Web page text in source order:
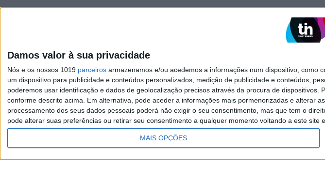
Damos valor à sua privacidade
Nós e os nossos 1019 parceiros armazenamos e/ou acedemos a informações num dispositivo, como
um dispositivo para publicidade e conteúdos personalizados, medição de publicidade e conteúdos,
poderemos usar identificação e dados de geolocalização precisos através da procura de
conforme descrito acima. Em alternativa, pode aceder a informações mais pormenorizadas e alterar
processamento dos seus dados pessoais poderá não exigir o seu consentimento, mas que tem o
pode alterar suas preferências ou retirar seu consentimento a qualquer momento voltando a este site
MAIS OPÇÕES
SITES DO
Exame
Exame Informática
Visão Saúde
Visão +
TERMOS E CONDIÇÕES DE